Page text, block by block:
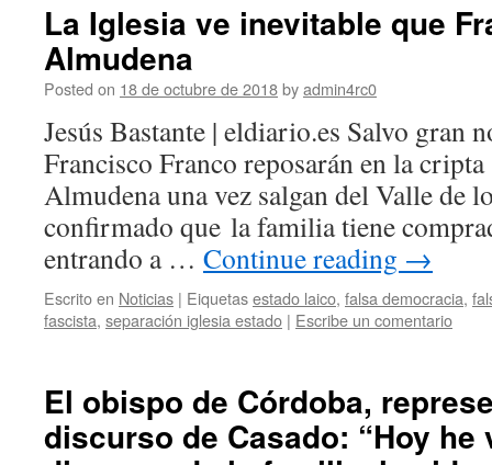
La Iglesia ve inevitable que
Almudena
Posted on 18 de octubre de 2018byadmin4rc0
Jesús Bastante | eldiario.es Salvo gran
Francisco Franco reposarán en la
Almudena una vez salgan del Valle de
confirmado que la familia tiene
entrando a … Continue reading →
Escrito en Noticias | Eiquetasestado laico, falsa democracia,
fascista, separación iglesia estado | Escribe un comentario
El obispo de Córdoba,
discurso de Casado: “Hoy he